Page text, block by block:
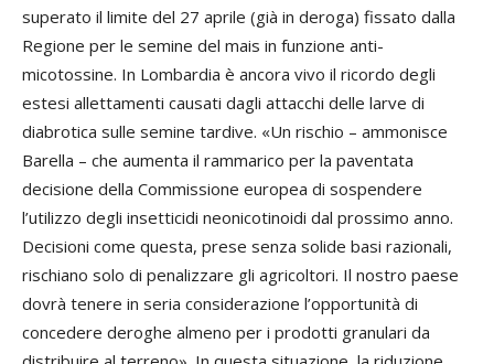
superato il limite del 27 aprile (già in deroga) fissato dalla
Regione per le semine del mais in funzione anti-
micotossine. In Lombardia è ancora vivo il ricordo degli
estesi allettamenti causati dagli attacchi delle larve di
diabrotica sulle semine tardive. «Un rischio – ammonisce
Barella – che aumenta il rammarico per la paventata
decisione della Commissione europea di sospendere
l’utilizzo degli insetticidi neonicotinoidi dal prossimo anno.
Decisioni come questa, prese senza solide basi razionali,
rischiano solo di penalizzare gli agricoltori. Il nostro paese
dovrà tenere in seria considerazione l’opportunità di
concedere deroghe almeno per i prodotti granulari da